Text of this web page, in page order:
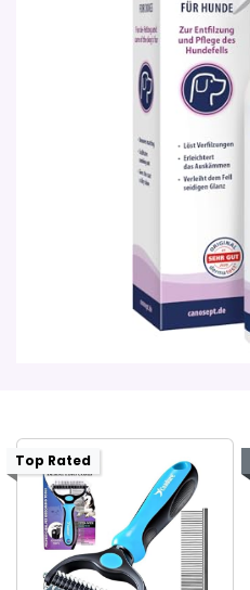
Top Rated